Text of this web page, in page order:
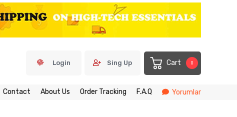
Login Sing Up Cart 0
Contact About Us Order Tracking F.A.Q Yorumlar